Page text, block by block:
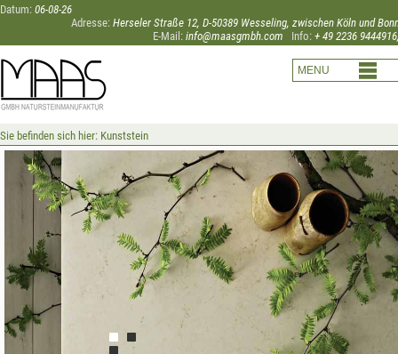
Datum: 06-08-26
Adresse: Herseler Straße 12, D-50389 Wesseling, zwischen Köln und
Info: + 49 2236 9444916
E-Mail: info@maasgmbh.com
Sie befinden sich hier: Kunststein